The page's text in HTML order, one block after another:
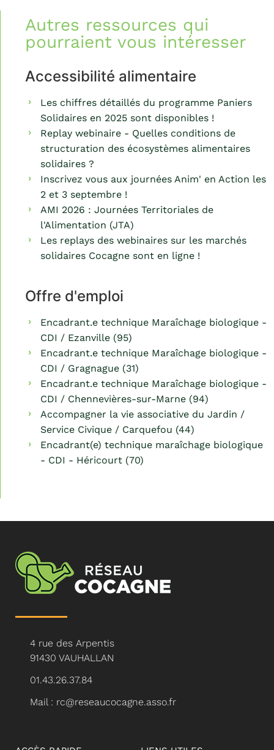
Autres ressources qui
pourraient vous intéresser
Accessibilité alimentaire
Les chiffres détaillés du programme Paniers
Solidaires en 2025 sont disponibles !
Replay webinaire - Quelles conditions de
structuration des écosystèmes alimentaires
solidaires ?
Inscrivez vous aux journées Anim' en Action les
2 et 3 septembre !
AMI 2026 : Journées Territoriales de
l'Alimentation (JTA)
Les replays des webinaires sur les marchés
solidaires Cocagne sont en ligne !
Offre d'emploi
Encadrant.e technique Maraîchage biologique -
CDI / Ezanville (95)
Encadrant.e technique Maraîchage biologique -
CDI / Gragnague (31)
Encadrant.e technique Maraîchage biologique -
CDI / Chennevières-sur-Marne (94)
Accompagner la vie associative du Jardin /
Service Civique / Carquefou (44)
Encadrant(e) technique maraîchage biologique
- CDI - Héricourt (70)
4 rue des Arpentis
91430 VAUHALLAN
01.43.26.37.84
Mail : rc@reseaucocagne.asso.fr